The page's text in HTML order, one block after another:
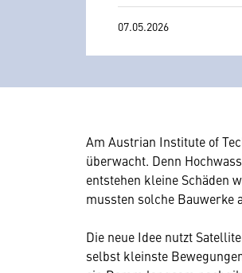
07.05.2026
Am Austrian Institute of
überwacht. Denn
entstehen kleine Schäden
mussten solche Bauwerke
Die neue Idee nutzt
selbst kleinste